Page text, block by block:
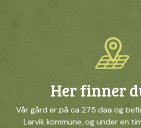
Her finner
Vår gård er på ca 275 daa og
Larvik kommune, og under en